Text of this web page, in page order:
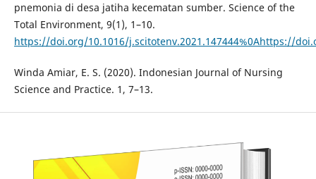
pnemonia di desa jatiha kecematan sumber. Science of the
Total Environment, 9(1), 1–10.
https://doi.org/10.1016/j.scitotenv.2021.147444%0Ahttps://
Winda Amiar, E. S. (2020). Indonesian Journal of Nursing
Science and Practice. 1, 7–13.